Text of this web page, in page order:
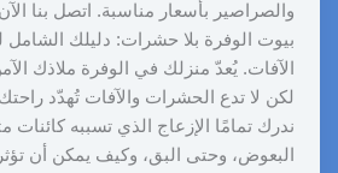
بيوت الوفرة بلا حشرات: دليلك
الآفات. يُعدّ منزلك في الوفرة ملاذك
لكن لا تدع الحشرات والآفات تُهدّد
ندرك تمامًا الإزعاج الذي تسببه كائنات
البعوض، وحتى البق، وكيف يمكن أن